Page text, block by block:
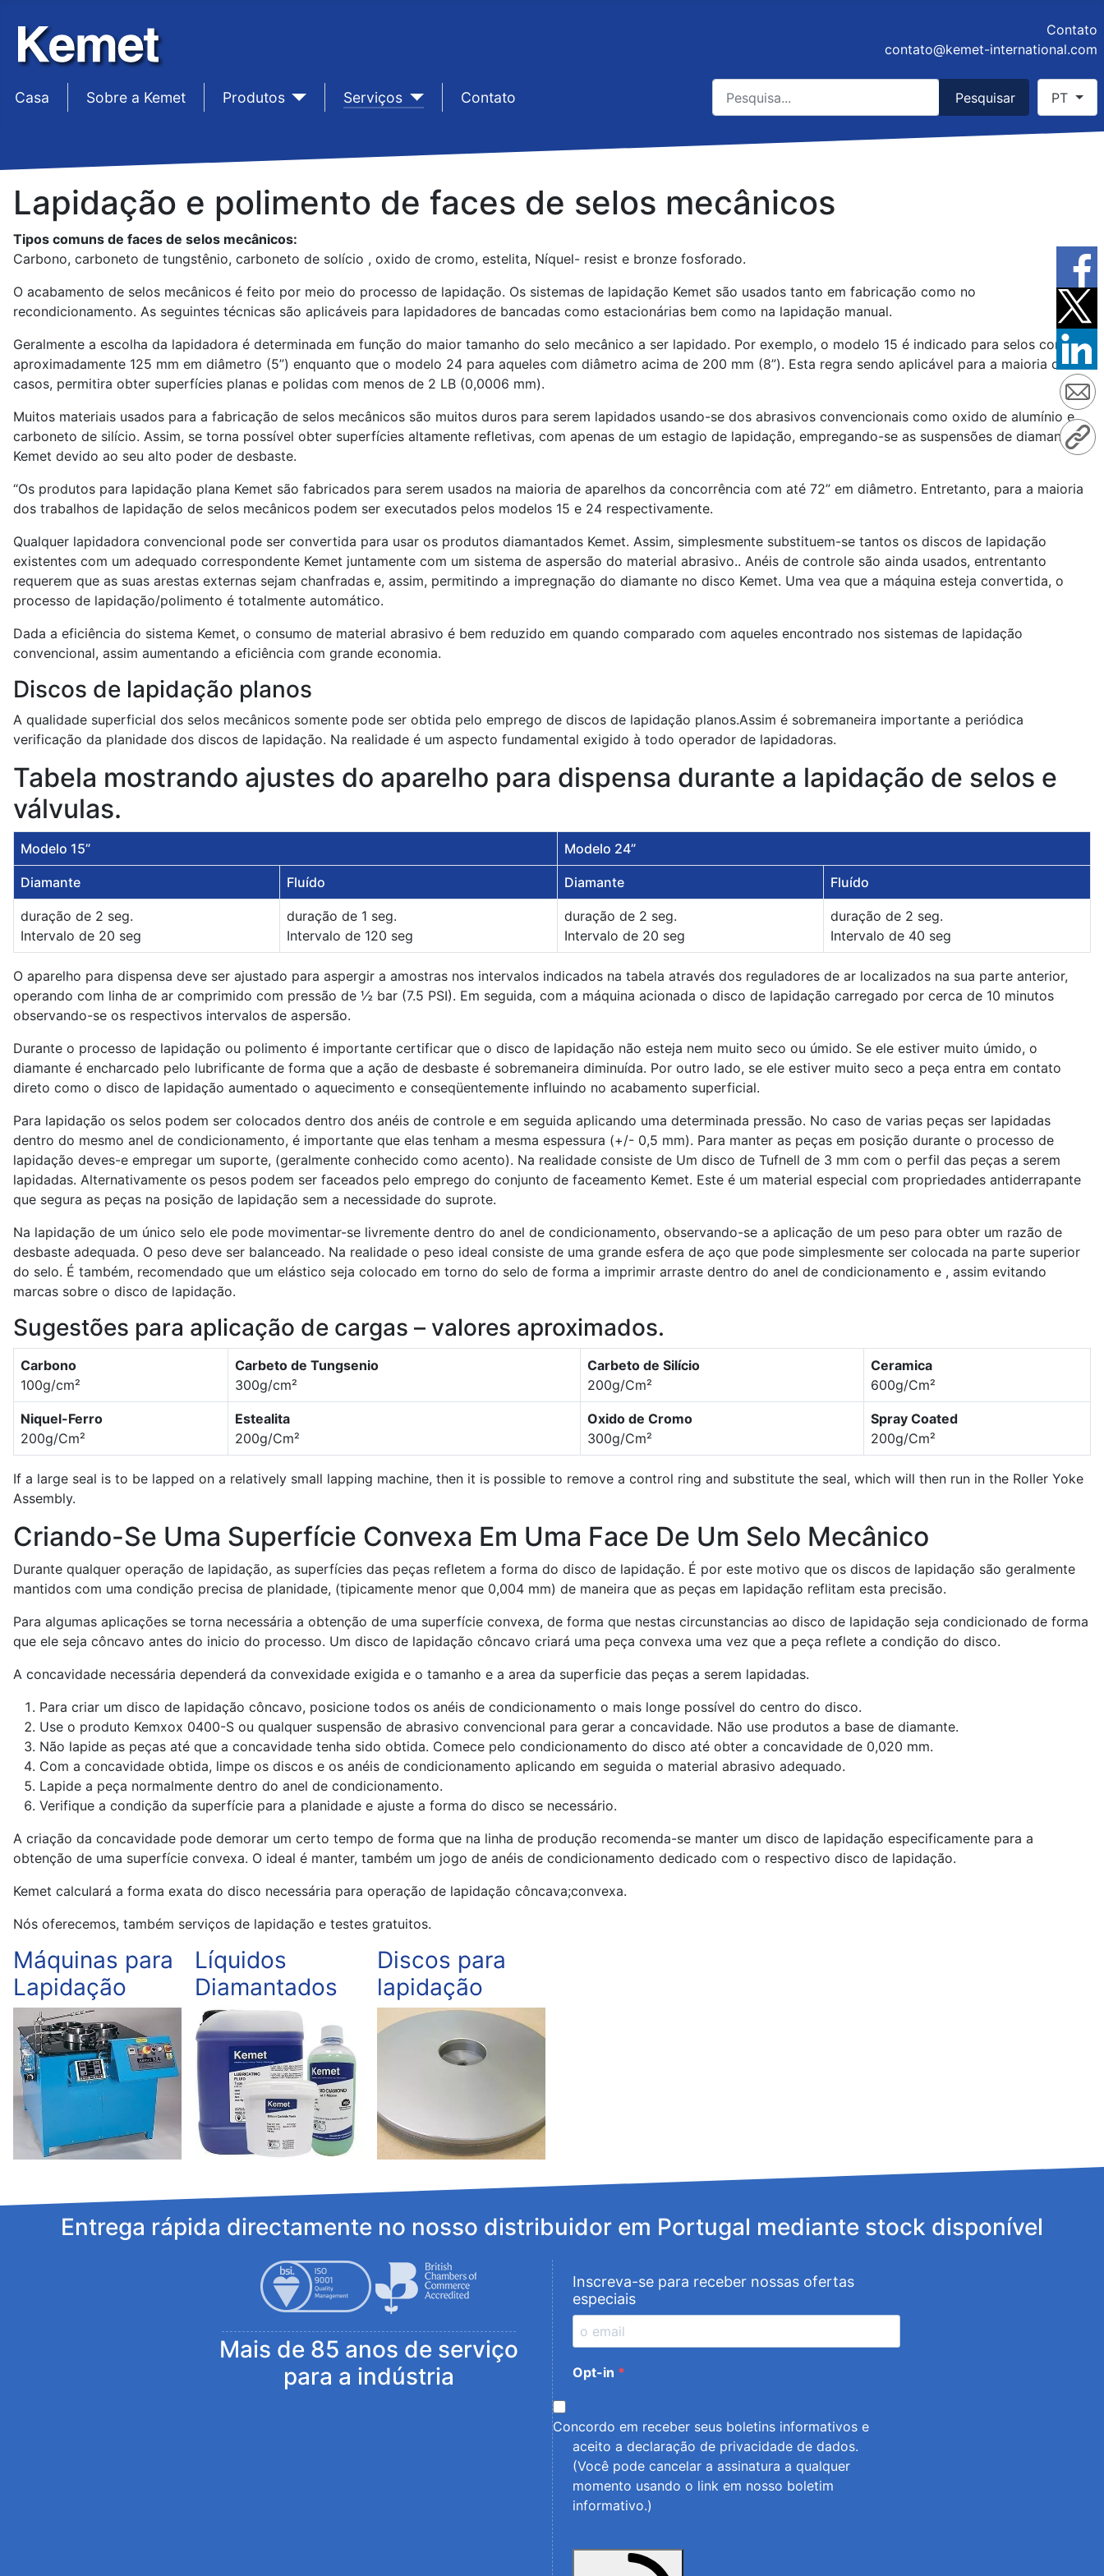
Contato
contato@kemet-international.com
Casa sep1Sobre a Kemet sep1Produtos sep1Serviços sep1Contato Pesquisar PT
Lapidação e polimento de faces de selos mecânicos
Tipos comuns de faces de selos mecânicos:
Carbono, carboneto de tungstênio, carboneto de solício , oxido de cromo, estelita, Níquel- resist e bronze fosforado.
O acabamento de selos mecânicos é feito por meio do processo de lapidação. Os sistemas de lapidação Kemet são usados tanto em fabricação como no
recondicionamento. As seguintes técnicas são aplicáveis para lapidadores de bancadas como estacionárias bem como na lapidação manual.
Geralmente a escolha da lapidadora é determinada em função do maior tamanho do selo mecânico a ser lapidado. Por exemplo, o modelo 15 é indicado para selos com
aproximadamente 125 mm em diâmetro (5”) enquanto que o modelo 24 para aqueles com diâmetro acima de 200 mm (8”). Esta regra sendo aplicável para a maioria dos
casos, permitira obter superfícies planas e polidas com menos de 2 LB (0,0006 mm).
Muitos materiais usados para a fabricação de selos mecânicos são muitos duros para serem lapidados usando-se dos abrasivos convencionais como oxido de alumínio e
carboneto de silício. Assim, se torna possível obter superfícies altamente refletivas, com apenas de um estagio de lapidação, empregando-se as suspensões de diamante
Kemet devido ao seu alto poder de desbaste.
“Os produtos para lapidação plana Kemet são fabricados para serem usados na maioria de aparelhos da concorrência com até 72” em diâmetro. Entretanto, para a maioria
dos trabalhos de lapidação de selos mecânicos podem ser executados pelos modelos 15 e 24 respectivamente.
Qualquer lapidadora convencional pode ser convertida para usar os produtos diamantados Kemet. Assim, simplesmente substituem-se tantos os discos de lapidação
existentes com um adequado correspondente Kemet juntamente com um sistema de aspersão do material abrasivo.. Anéis de controle são ainda usados, entrentanto
requerem que as suas arestas externas sejam chanfradas e, assim, permitindo a impregnação do diamante no disco Kemet. Uma vea que a máquina esteja convertida, o
processo de lapidação/polimento é totalmente automático.
Dada a eficiência do sistema Kemet, o consumo de material abrasivo é bem reduzido em quando comparado com aqueles encontrado nos sistemas de lapidação
convencional, assim aumentando a eficiência com grande economia.
Discos de lapidação planos
A qualidade superficial dos selos mecânicos somente pode ser obtida pelo emprego de discos de lapidação planos.Assim é sobremaneira importante a periódica
verificação da planidade dos discos de lapidação. Na realidade é um aspecto fundamental exigido à todo operador de lapidadoras.
Tabela mostrando ajustes do aparelho para dispensa durante a lapidação de selos e
válvulas.
Modelo 15” Modelo 24”
Diamante Fluído Diamante Fluído
duração de 2 seg.
Intervalo de 20 seg
duração de 1 seg.
Intervalo de 120 seg
duração de 2 seg.
Intervalo de 20 seg
duração de 2 seg.
Intervalo de 40 seg
O aparelho para dispensa deve ser ajustado para aspergir a amostras nos intervalos indicados na tabela através dos reguladores de ar localizados na sua parte anterior,
operando com linha de ar comprimido com pressão de ½ bar (7.5 PSI). Em seguida, com a máquina acionada o disco de lapidação carregado por cerca de 10 minutos
observando-se os respectivos intervalos de aspersão.
Durante o processo de lapidação ou polimento é importante certificar que o disco de lapidação não esteja nem muito seco ou úmido. Se ele estiver muito úmido, o
diamante é encharcado pelo lubrificante de forma que a ação de desbaste é sobremaneira diminuída. Por outro lado, se ele estiver muito seco a peça entra em contato
direto como o disco de lapidação aumentado o aquecimento e conseqüentemente influindo no acabamento superficial.
Para lapidação os selos podem ser colocados dentro dos anéis de controle e em seguida aplicando uma determinada pressão. No caso de varias peças ser lapidadas
dentro do mesmo anel de condicionamento, é importante que elas tenham a mesma espessura (+/- 0,5 mm). Para manter as peças em posição durante o processo de
lapidação deves-e empregar um suporte, (geralmente conhecido como acento). Na realidade consiste de Um disco de Tufnell de 3 mm com o perfil das peças a serem
lapidadas. Alternativamente os pesos podem ser faceados pelo emprego do conjunto de faceamento Kemet. Este é um material especial com propriedades antiderrapante
que segura as peças na posição de lapidação sem a necessidade do suprote.
Na lapidação de um único selo ele pode movimentar-se livremente dentro do anel de condicionamento, observando-se a aplicação de um peso para obter um razão de
desbaste adequada. O peso deve ser balanceado. Na realidade o peso ideal consiste de uma grande esfera de aço que pode simplesmente ser colocada na parte superior
do selo. É também, recomendado que um elástico seja colocado em torno do selo de forma a imprimir arraste dentro do anel de condicionamento e , assim evitando
marcas sobre o disco de lapidação.
Sugestões para aplicação de cargas – valores aproximados.
Carbono
100g/cm²
Carbeto de Tungsenio
300g/cm²
Carbeto de Silício
200g/Cm²
Ceramica
600g/Cm²
Niquel-Ferro
200g/Cm²
Estealita
200g/Cm²
Oxido de Cromo
300g/Cm²
Spray Coated
200g/Cm²
If a large seal is to be lapped on a relatively small lapping machine, then it is possible to remove a control ring and substitute the seal, which will then run in the Roller Yoke
Assembly.
Criando-Se Uma Superfície Convexa Em Uma Face De Um Selo Mecânico
Durante qualquer operação de lapidação, as superfícies das peças refletem a forma do disco de lapidação. É por este motivo que os discos de lapidação são geralmente
mantidos com uma condição precisa de planidade, (tipicamente menor que 0,004 mm) de maneira que as peças em lapidação reflitam esta precisão.
Para algumas aplicações se torna necessária a obtenção de uma superfície convexa, de forma que nestas circunstancias ao disco de lapidação seja condicionado de forma
que ele seja côncavo antes do inicio do processo. Um disco de lapidação côncavo criará uma peça convexa uma vez que a peça reflete a condição do disco.
A concavidade necessária dependerá da convexidade exigida e o tamanho e a area da superficie das peças a serem lapidadas.
Para criar um disco de lapidação côncavo, posicione todos os anéis de condicionamento o mais longe possível do centro do disco.
Use o produto Kemxox 0400-S ou qualquer suspensão de abrasivo convencional para gerar a concavidade. Não use produtos a base de diamante.
Não lapide as peças até que a concavidade tenha sido obtida. Comece pelo condicionamento do disco até obter a concavidade de 0,020 mm.
Com a concavidade obtida, limpe os discos e os anéis de condicionamento aplicando em seguida o material abrasivo adequado.
Lapide a peça normalmente dentro do anel de condicionamento.
Verifique a condição da superfície para a planidade e ajuste a forma do disco se necessário.
A criação da concavidade pode demorar um certo tempo de forma que na linha de produção recomenda-se manter um disco de lapidação especificamente para a
obtenção de uma superfície convexa. O ideal é manter, também um jogo de anéis de condicionamento dedicado com o respectivo disco de lapidação.
Kemet calculará a forma exata do disco necessária para operação de lapidação côncava;convexa.
Nós oferecemos, também serviços de lapidação e testes gratuitos.
Máquinas para
Lapidação
Líquidos
Diamantados
Discos para
lapidação
Entrega rápida directamente no nosso distribuidor em Portugal mediante stock disponível
Mais de 85 anos de serviço
para a indústria
Inscreva-se para receber nossas ofertas
especiais
Opt-in
Concordo em receber seus boletins informativos e
aceito a declaração de privacidade de dados.
(Você pode cancelar a assinatura a qualquer
momento usando o link em nosso boletim
informativo.)